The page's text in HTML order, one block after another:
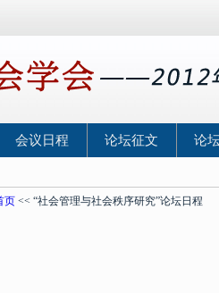
会议日程 论坛征文 论
页 << “社会管理与社会秩序研究”论坛日程